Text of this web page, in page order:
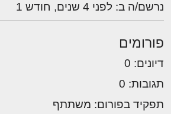
נרשם/ה ב: לפני 4 שנים, חודש 1
פורומים
דיונים: 0
תגובות: 0
תפקיד בפורום: משתתף